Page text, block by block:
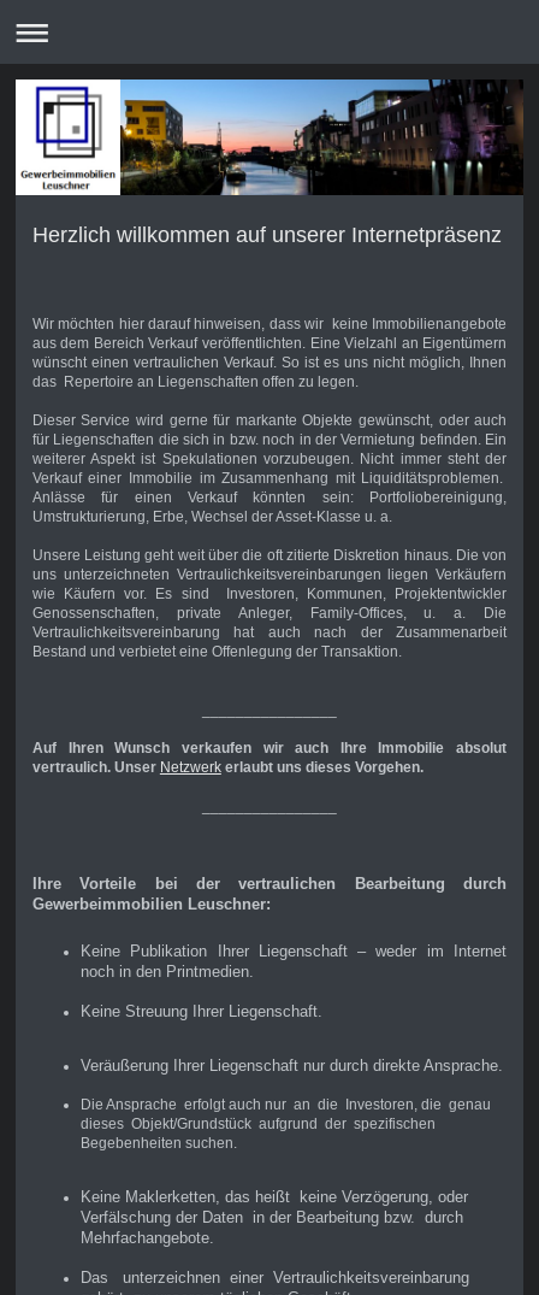
Herzlich willkommen auf unserer Internetpräsenz
Wir möchten hier darauf hinweisen, dass wir keine Immobilienangebote
aus dem Bereich Verkauf veröffentlichten. Eine Vielzahl an Eigentümern
wünscht einen vertraulichen Verkauf. So ist es uns nicht möglich, Ihnen
das Repertoire an Liegenschaften offen zu legen.
Dieser Service wird gerne für markante Objekte gewünscht, oder auch
für Liegenschaften die sich in bzw. noch in der Vermietung befinden. Ein
weiterer Aspekt ist Spekulationen vorzubeugen. Nicht immer steht der
Verkauf einer Immobilie im Zusammenhang mit Liquiditätsproblemen.
Anlässe für einen Verkauf könnten sein: Portfoliobereinigung,
Umstrukturierung, Erbe, Wechsel der Asset-Klasse u. a.
Unsere Leistung geht weit über die oft zitierte Diskretion hinaus. Die von
uns unterzeichneten Vertraulichkeitsvereinbarungen liegen Verkäufern
wie Käufern vor. Es sind Investoren, Kommunen, Projektentwickler
Genossenschaften, private Anleger, Family-Offices, u. a. Die
Vertraulichkeitsvereinbarung hat auch nach der Zusammenarbeit
Bestand und verbietet eine Offenlegung der Transaktion.
Auf Ihren Wunsch verkaufen wir auch Ihre Immobilie absolut
vertraulich. Unser Netzwerkerlaubt uns dieses Vorgehen.
Ihre Vorteile bei der vertraulichen Bearbeitung durch
Gewerbeimmobilien Leuschner:
Keine Publikation Ihrer Liegenschaft – weder im Internet
noch in den Printmedien.
Keine Streuung Ihrer Liegenschaft.
Veräußerung Ihrer Liegenschaft nur durch direkte Ansprache.
Die Ansprache erfolgt auch nur an die Investoren, die genau
dieses Objekt/Grundstück aufgrund der spezifischen
Begebenheiten suchen.
Keine Maklerketten, das heißt keine Verzögerung, oder
Verfälschung der Daten in der Bearbeitung bzw. durch
Mehrfachangebote.
Das unterzeichnen einer Vertraulichkeitsvereinbarung